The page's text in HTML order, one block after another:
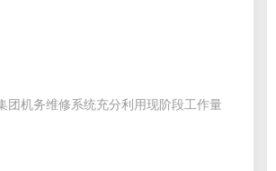
团机务维修系统充分利用现阶段工作量